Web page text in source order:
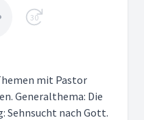
30
mit Pastor
Generalthema: Die
Sehnsucht nach Gott.